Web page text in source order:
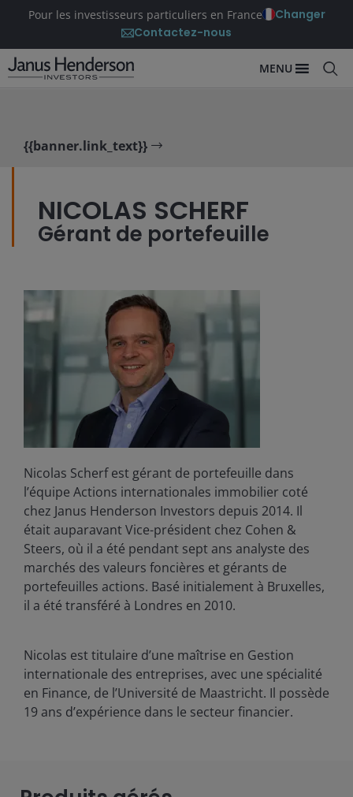
Pour les investisseurs particuliers en France
Changer
Contactez-nous
MENU
{{banner.link_text}}
NICOLAS SCHERF
Gérant de portefeuille
Nicolas Scherf est gérant de portefeuille dans
l’équipe Actions internationales immobilier coté
chez Janus Henderson Investors depuis 2014. Il
était auparavant Vice-président chez Cohen &
Steers, où il a été pendant sept ans analyste des
marchés des valeurs foncières et gérants de
portefeuilles actions. Basé initialement à Bruxelles,
il a été transféré à Londres en 2010.
Nicolas est titulaire d’une maîtrise en Gestion
internationale des entreprises, avec une spécialité
en Finance, de l’Université de Maastricht. Il possède
19ans d’expérience dans le secteur financier.